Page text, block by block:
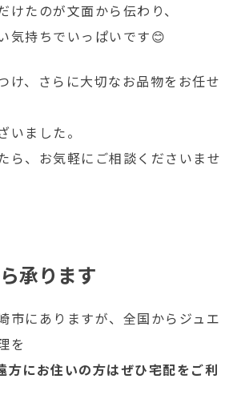
けたのが文面から伝わり、
気持ちでいっぱいです😊
け、さらに大切なお品物をお任せ
いました。
ら、お気軽にご相談くださいませ
承ります
市にありますが、全国からジュエ
を
方にお住いの方はぜひ宅配をご利